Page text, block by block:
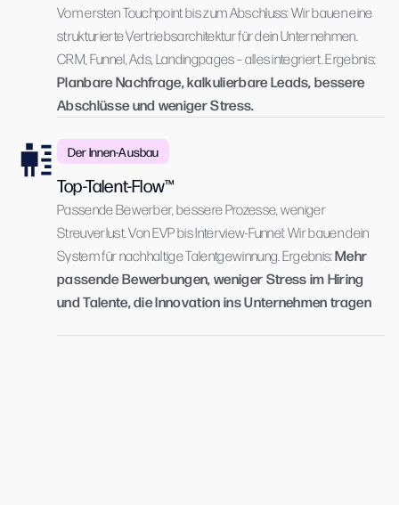
Vom ersten Touchpoint bis zum Abschluss: Wir bauen eine
strukturierte Vertriebsarchitektur für dein Unternehmen.
CRM, Funnel, Ads, Landingpages – alles integriert. Ergebnis:
Planbare Nachfrage, kalkulierbare Leads, bessere
Abschlüsse und weniger Stress.
Der Innen-Ausbau
Top-Talent-Flow™
Passende Bewerber, bessere Prozesse, weniger
Streuverlust. Von EVP bis Interview-Funnel: Wir bauen dein
System für nachhaltige Talentgewinnung. Ergebnis:Mehr
passende Bewerbungen, weniger Stress im Hiring
und Talente, die Innovation ins Unternehmen tragen